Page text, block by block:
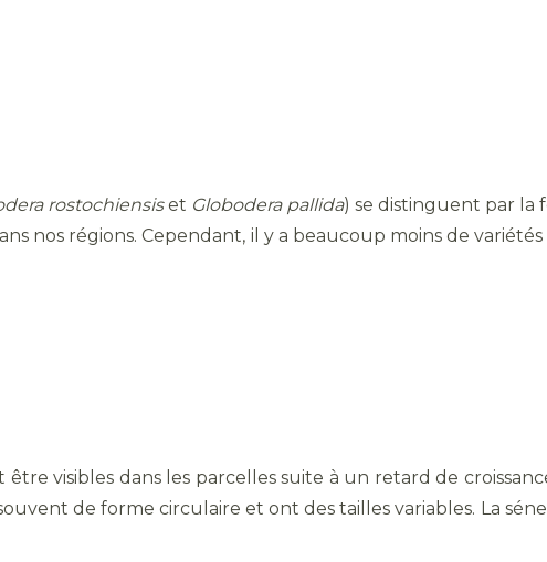
rostochiensiset Globodera pallida) se distinguent par la
nos régions. Cependant, il y a beaucoup moins de
visibles dans les parcelles suite à un retard de
de forme circulaire et ont des tailles variables. La